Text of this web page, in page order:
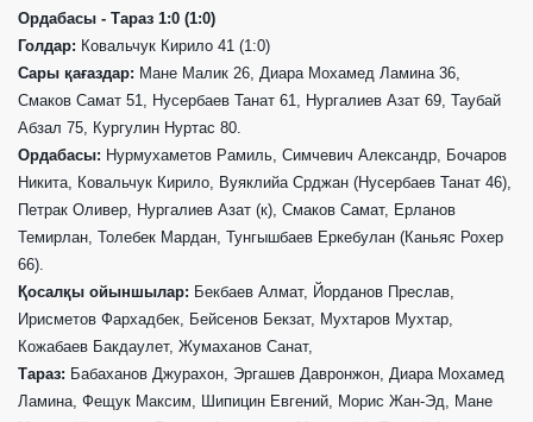
Ордабасы - Тараз 1:0 (1:0)
Голдар: Ковальчук Кирило 41 (1:0)
Сары қағаздар: Мане Малик 26, Диара Мохамед Ламина 36,
Смаков Самат 51, Нусербаев Танат 61, Нургалиев Азат 69, Таубай
Абзал 75, Кургулин Нуртас 80.
Ордабасы: Нурмухаметов Рамиль, Симчевич Александр, Бочаров
Никита, Ковальчук Кирило, Вуяклийа Срджан (Нусербаев Танат 46),
Петрак Оливер, Нургалиев Азат (к), Смаков Самат, Ерланов
Темирлан, Толебек Мардан, Тунгышбаев Еркебулан (Каньяс Рохер
66).
Қосалқы ойыншылар: Бекбаев Алмат, Йорданов Преслав,
Ирисметов Фархадбек, Бейсенов Бекзат, Мухтаров Мухтар,
Кожабаев Бакдаулет, Жумаханов Санат,
Тараз: Бабаханов Джурахон, Эргашев Давронжон, Диара Мохамед
Ламина, Фещук Максим, Шипицин Евгений, Морис Жан-Эд, Мане